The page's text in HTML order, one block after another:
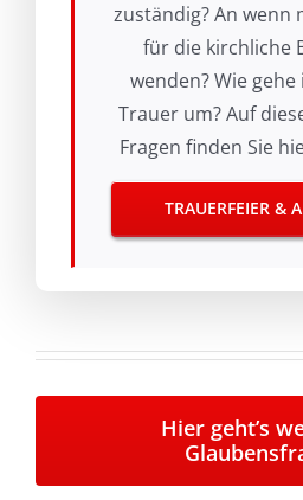
zuständig? An wenn
für die kirchliche
wenden? Wie
Trauer um? Auf
Fragen finden Sie
TRAUERFEIER &
Hier geht’s